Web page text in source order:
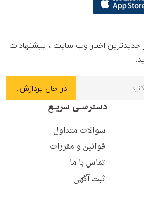
جدیدترین اخبار وب سایت ، پیشنهادات
دسترسـی سریـع
سوالات متداول
قوانین و مقررات
تماس با ما
ثبت آگهی